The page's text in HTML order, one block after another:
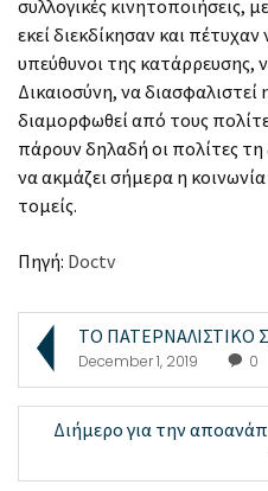
συλλογικές κινητοποιήσεις,
εκεί διεκδίκησαν και
υπεύθυνοι της κατάρρευσης,
Δικαιοσύνη, να
διαμορφωθεί από τους
πάρουν δηλαδή οι πολίτες τη
να ακμάζει σήμερα η
τομείς.
Πηγή: Doctv
ΤΟ ΠΑΤΕΡΝΑΛΙΣΤΙΚΟ
December 1, 2019 0